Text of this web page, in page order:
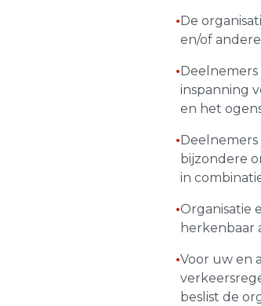
•De
en/of
•
inspanning
en het
•
bijzondere
in
•Organisatie
herkenbaar
•Voor uw en
beslist de